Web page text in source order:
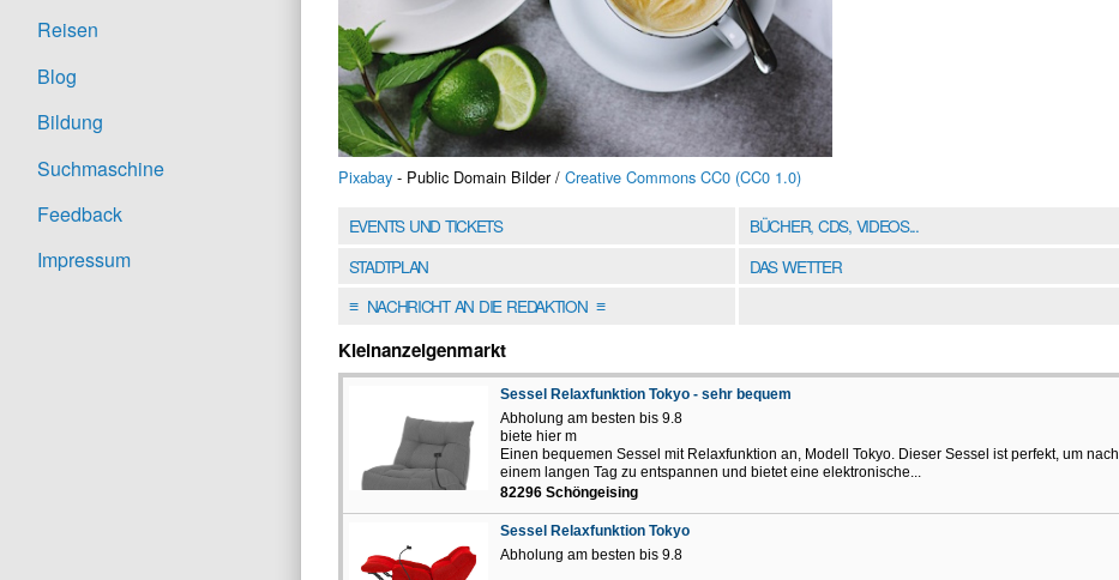
Reisen
Blog
Bildung
Suchmaschine
Feedback
Impressum
Pixabay - Public Domain Bilder / Creative Commons CC0 (CC0 1.0)
EVENTS UND TICKETS
BÜCHER, CDS, VIDEOS...
STADTPLAN
DAS WETTER
≡NACHRICHT AN DIE REDAKTION≡
Kleinanzeigenmarkt
Sessel Relaxfunktion Tokyo - sehr bequem
Abholung am besten bis 9.8
biete hier m
Einen bequemen Sessel mit Relaxfunktion an, Modell Tokyo. Dieser Sessel ist perfekt, um nach
einem langen Tag zu entspannen und bietet eine elektronische...
82296 Schöngeising
Sessel Relaxfunktion Tokyo
Abholung am besten bis 9.8